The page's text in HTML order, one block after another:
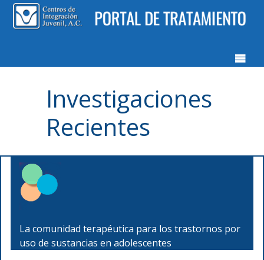
Investigaciones
Recientes
La comunidad terapéutica para los trastornos por
uso de sustancias en adolescentes